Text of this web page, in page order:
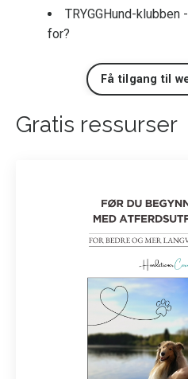
TRYGGHund-
for?
Få tilgang til
Gratis ressurser